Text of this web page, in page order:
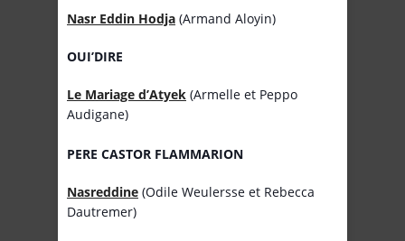
Nasr Eddin Hodja (Armand Aloyin)
OUI’DIRE
Le Mariage d’Atyek (Armelle et Peppo
Audigane)
PERE CASTOR FLAMMARION
Nasreddine (Odile Weulersse et Rebecca
Dautremer)